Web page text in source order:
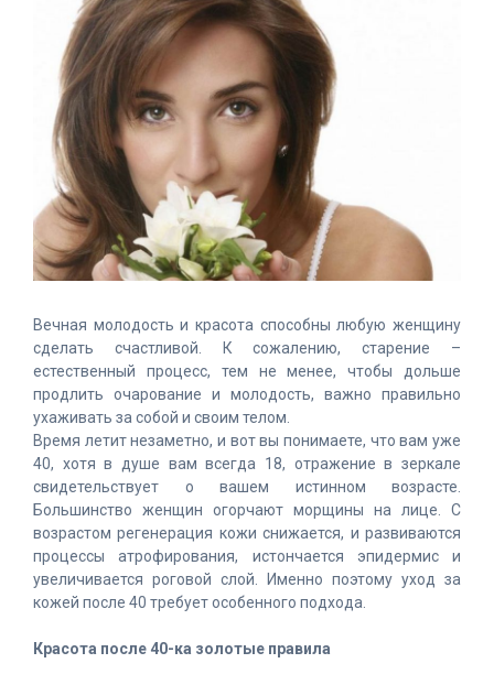
Вечная молодость и красота способны любую женщину
сделать счастливой. К сожалению, старение –
естественный процесс, тем не менее, чтобы дольше
продлить очарование и молодость, важно правильно
ухаживать за собой и своим телом.
Время летит незаметно, и вот вы понимаете, что вам уже
40, хотя в душе вам всегда 18, отражение в зеркале
свидетельствует о вашем истинном возрасте.
Большинство женщин огорчают морщины на лице. С
возрастом регенерация кожи снижается, и развиваются
процессы атрофирования, истончается эпидермис и
увеличивается роговой слой. Именно поэтому уход за
кожей после 40 требует особенного подхода.
Красота после 40-ка золотые правила